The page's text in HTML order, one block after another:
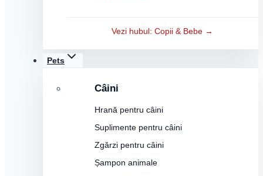
Vezi hubul: Copii & Bebe →
Pets
Câini
Hrană pentru câini
Suplimente pentru câini
Zgărzi pentru câini
Șampon animale